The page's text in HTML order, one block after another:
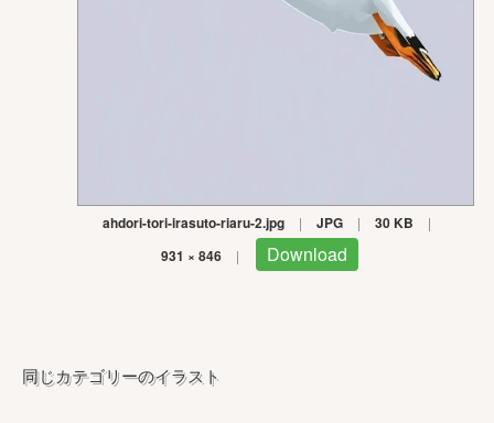
ahdori-tori-irasuto-riaru-2.jpg | JPG | 30 KB |
931 × 846 | Download
同じカテゴリーのイラスト